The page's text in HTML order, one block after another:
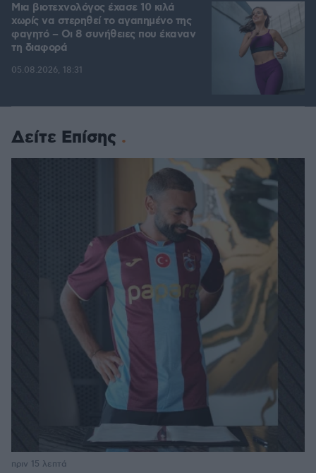
Μια βιοτεχνολόγος έχασε 10 κιλά
χωρίς να στερηθεί το αγαπημένο της
φαγητό – Οι 8 συνήθειες που έκαναν
τη διαφορά
05.08.2026, 18:31
Δείτε Επίσης
πριν 15 λεπτά